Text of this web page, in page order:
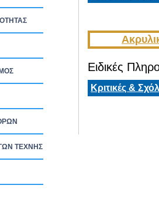
ΤΕΧΝΗΣ
Ειδικές
Κριτικές &